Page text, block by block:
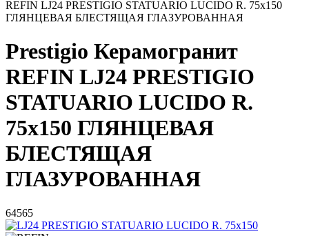
REFIN LJ24 PRESTIGIO STATUARIO LUCIDO R. 75x150
ГЛЯНЦЕВАЯ БЛЕСТЯЩАЯ ГЛАЗУРОВАННАЯ
Prestigio Керамогранит
REFIN LJ24 PRESTIGIO
STATUARIO LUCIDO R.
75x150 ГЛЯНЦЕВАЯ
БЛЕСТЯЩАЯ
ГЛАЗУРОВАННАЯ
64565